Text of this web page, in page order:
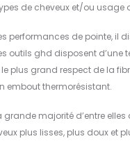
de cheveux et/ou usage
performances de pointe, il
outils ghd disposent d’une
plus grand respect de la
embout thermorésistant.
grande majorité d’entre
plus lisses, plus doux et